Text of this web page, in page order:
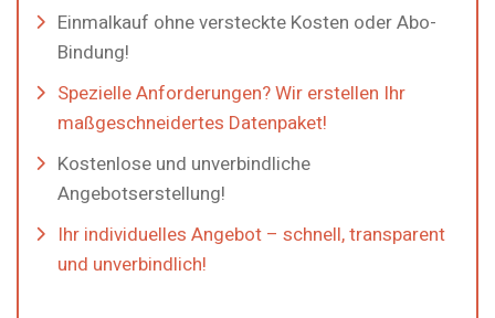
Einmalkauf ohne versteckte Kosten oder Abo-
Bindung!
Spezielle Anforderungen? Wir erstellen Ihr
maßgeschneidertes Datenpaket!
Kostenlose und unverbindliche
Angebotserstellung!
Ihr individuelles Angebot – schnell, transparent
und unverbindlich!